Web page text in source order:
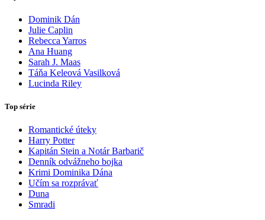
Dominik Dán
Julie Caplin
Rebecca Yarros
Ana Huang
Sarah J. Maas
Táňa Keleová Vasilková
Lucinda Riley
Top série
Romantické úteky
Harry Potter
Kapitán Stein a Notár Barbarič
Denník odvážneho bojka
Krimi Dominika Dána
Učím sa rozprávať
Duna
Smradi